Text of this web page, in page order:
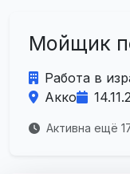
Мойщик
Работа в
Акко
Активна ещё